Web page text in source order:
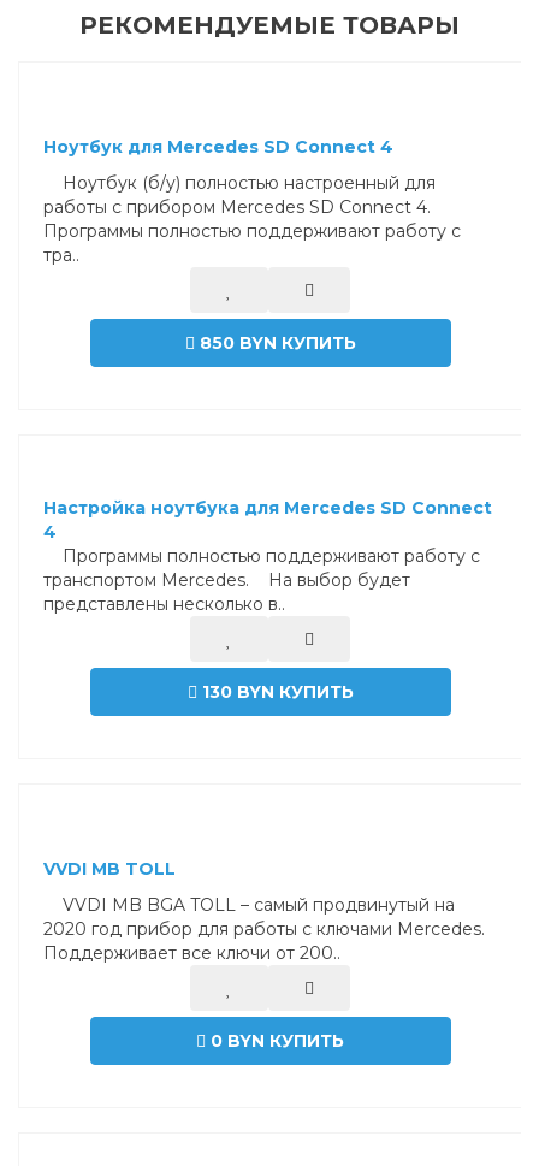
РЕКОМЕНДУЕМЫЕ ТОВАРЫ
Ноутбук для Mercedes SD Connect 4
Ноутбук (б/у) полностью настроенный для
работы с прибором Mercedes SD Connect 4.
Программы полностью поддерживают работу с
тра..
850 BYN КУПИТЬ
Настройка ноутбука для Mercedes SD Connect
4
Программы полностью поддерживают работу с
транспортом Mercedes. На выбор будет
представлены несколько в..
130 BYN КУПИТЬ
VVDI MB TOLL
VVDI MB BGA TOLL – самый продвинутый на
2020 год прибор для работы с ключами Mercedes.
Поддерживает все ключи от 200..
0 BYN КУПИТЬ